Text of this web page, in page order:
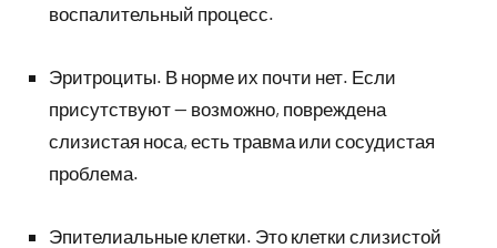
воспалительный процесс.
Эритроциты. В норме их почти нет. Если
присутствуют — возможно, повреждена
слизистая носа, есть травма или сосудистая
проблема.
Эпителиальные клетки. Это клетки слизистой